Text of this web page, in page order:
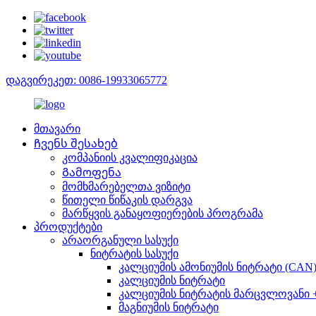
დაგვირეკეთ: 0086-19933065772
მთავარი
Ჩვენს შესახებ
კომპანიის კვალიფიკაცია
Გამოფენა
მომხმარებელთა ვიზიტი
წითელი წიწაკის დარგვა
მარწყვის განაყოფიერების პროგრამა
პროდუქტები
არაორგანული სასუქი
ნიტრატის სასუქი
კალციუმის ამონიუმის ნიტრატი (CAN)
კალციუმის ნიტრატი
კალციუმის ნიტრატის მარცვლოვანი
მაგნიუმის ნიტრატი